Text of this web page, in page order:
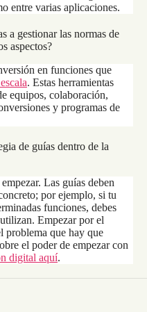
entre varias aplicaciones.
a gestionar las normas de
aspectos?
en funciones que
. Estas herramientas
equipos, colaboración,
y programas de
de guías dentro de la
Las guías deben
por ejemplo, si tu
funciones, debes
Empezar por el
problema que hay que
el poder de empezar con
digital aquí.